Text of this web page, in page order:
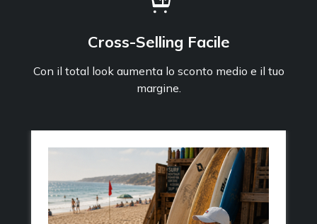
Cross-Selling Facile
Con il total look aumenta lo sconto medio e il tuo
margine.